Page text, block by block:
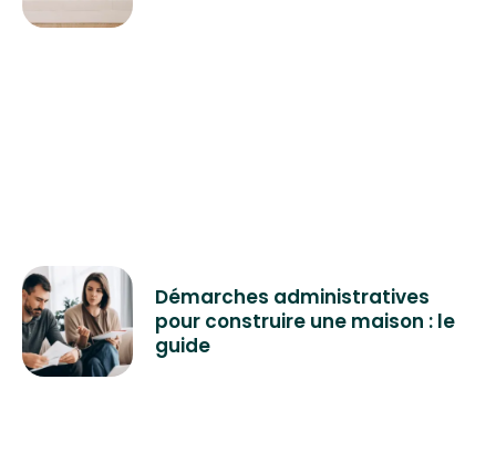
Démarches administratives
pour construire une maison : le
guide